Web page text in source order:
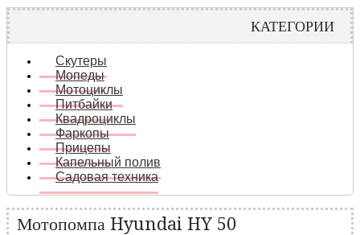
КАТЕГОРИИ
Скутеры
Мопеды
Мотоциклы
Питбайки
Квадроциклы
Фаркопы
Прицепы
Капельный полив
Садовая техника
Мотопомпа Hyundai HY 50